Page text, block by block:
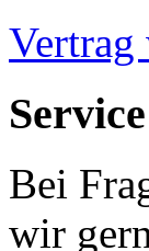
Service
Bei
wir